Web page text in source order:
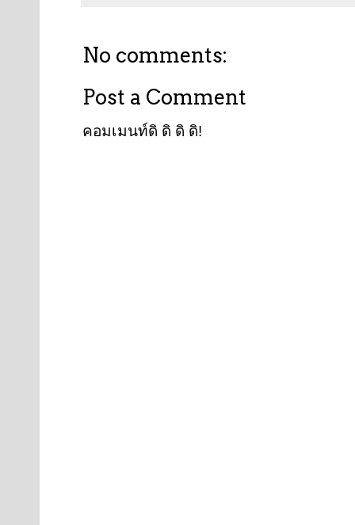
No comments:
Post a Comment
คอมเมนท์ดิ ดิ ดิ ดิ!